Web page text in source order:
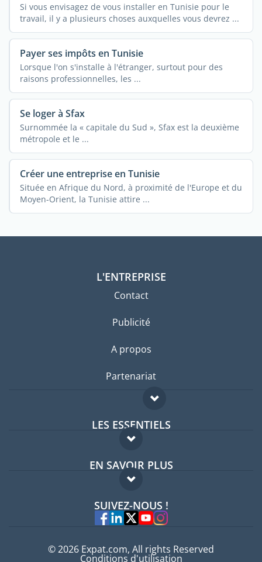
Si vous envisagez de vous installer en Tunisie pour le
travail, il y a plusieurs choses auxquelles vous devrez ...
Payer ses impôts en Tunisie
Lorsque l'on s'installe à l'étranger, surtout pour des
raisons professionnelles, les ...
Se loger à Sfax
Surnommée la « capitale du Sud », Sfax est la deuxième
métropole et le ...
Créer une entreprise en Tunisie
Située en Afrique du Nord, à proximité de l'Europe et du
Moyen-Orient, la Tunisie attire ...
L'ENTREPRISE
Contact
Publicité
A propos
Partenariat
LES ESSENTIELS
Forum expatriés
Guides pays
EN SAVOIR PLUS
FAQ
Experts
SUIVEZ-NOUS !
© 2026 Expat.com, All rights Reserved
Conditions d'utilisation